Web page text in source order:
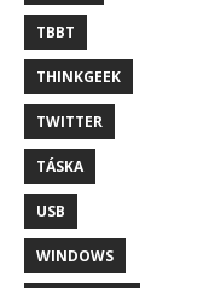
TBBT
THINKGEEK
TWITTER
TÁSKA
USB
WINDOWS